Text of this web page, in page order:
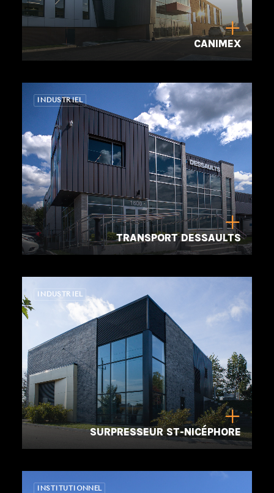
CANIMEX
INDUSTRIEL
TRANSPORT DESSAULTS
INDUSTRIEL
SURPRESSEUR ST-NICÉPHORE
INSTITUTIONNEL